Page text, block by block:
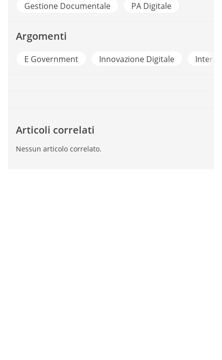
Gestione Documentale PA Digitale
Argomenti
E Government Innovazione Digitale
Articoli correlati
Nessun articolo correlato.